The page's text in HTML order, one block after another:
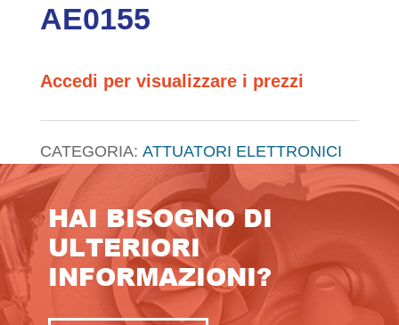
AE0155
Accedi per visualizzare i prezzi
CATEGORIA: ATTUATORI ELETTRONICI
HAI BISOGNO DI
ULTERIORI
INFORMAZIONI?